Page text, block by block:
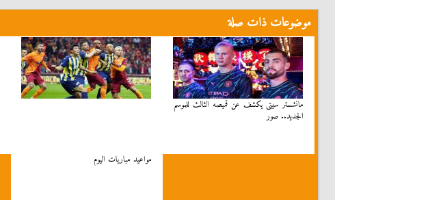
موضوعات ذات صلة
مانشستر سيتى يكشف عن قميصه الثالث للموسم
الجديد.. صور
مواعيد مباريات اليوم